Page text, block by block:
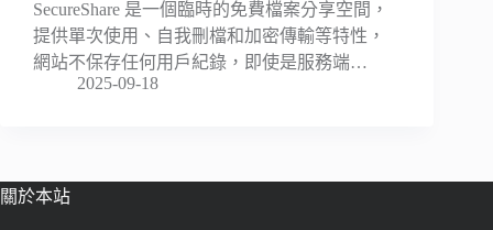
SecureShare 是一個臨時的免費檔案分享空間，
提供單次使用、自我刪檔和加密傳輸等特性，
網站不保存任何用戶紀錄，即使是服務端…
2025-09-18
關於本站